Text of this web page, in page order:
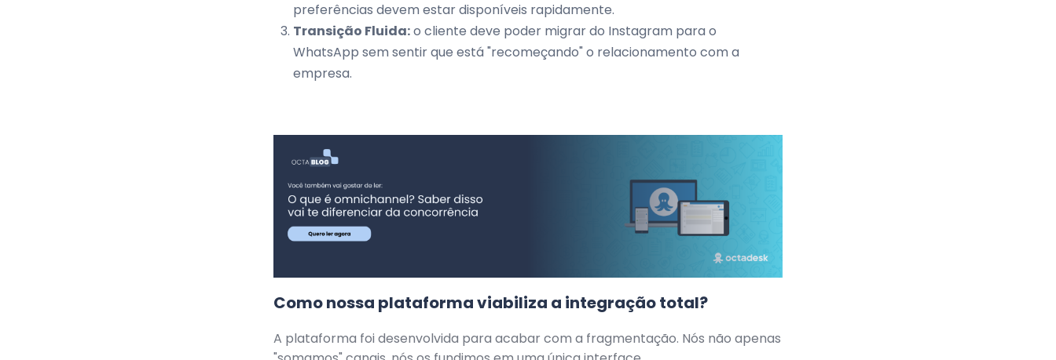
preferências devem estar disponíveis rapidamente.
Transição Fluida:o cliente deve poder migrar do Instagram para o
WhatsApp sem sentir que está "recomeçando" o relacionamento com a
empresa.
Como nossa plataforma viabiliza a integração total?
A plataforma foi desenvolvida para acabar com a fragmentação. Nós não apenas